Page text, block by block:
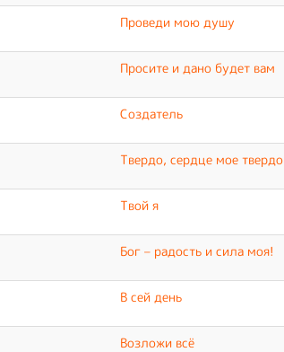
Проведи мою душу
Просите и дано будет вам
Создатель
Твердо, сердце мое твердо
Твой я
Бог – радость и сила моя!
В сей день
Возложи всё